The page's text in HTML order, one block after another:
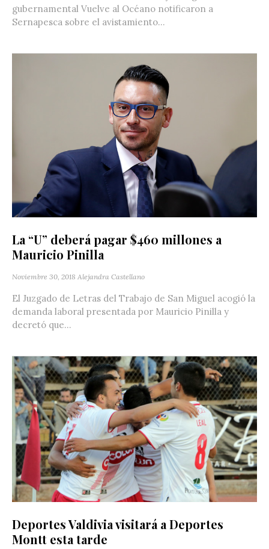
gubernamental Vuelve al Océano notificaron a
Sernapesca sobre el avistamiento...
La “U” deberá pagar $460 millones a
Mauricio Pinilla
Noviembre 30, 2018 Alejandra Castellano
El Juzgado de Letras del Trabajo de San Miguel acogió la
demanda laboral presentada por Mauricio Pinilla y
decretó que...
Deportes Valdivia visitará a Deportes
Montt esta tarde